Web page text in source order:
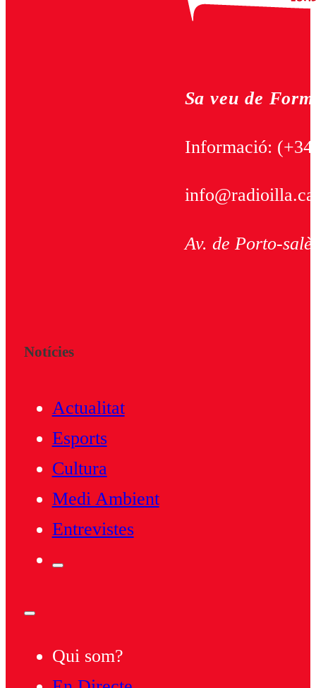
Sa veu de
Informació:
Av. de Porto-
Notícies
Actualitat
Esports
Cultura
Medi Ambient
Entrevistes
Qui som?